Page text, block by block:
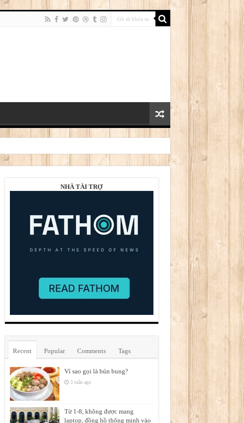
NHÀ TÀI TRỢ
Recent Popular Comments Tags
Vì sao gọi là bún bung?
3 tuần ago
Từ 1-8, không được mang
laptop, đồng hồ thông minh vào